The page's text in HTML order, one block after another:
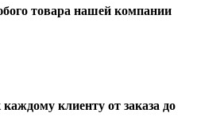
товара нашей компании
клиенту от заказа до